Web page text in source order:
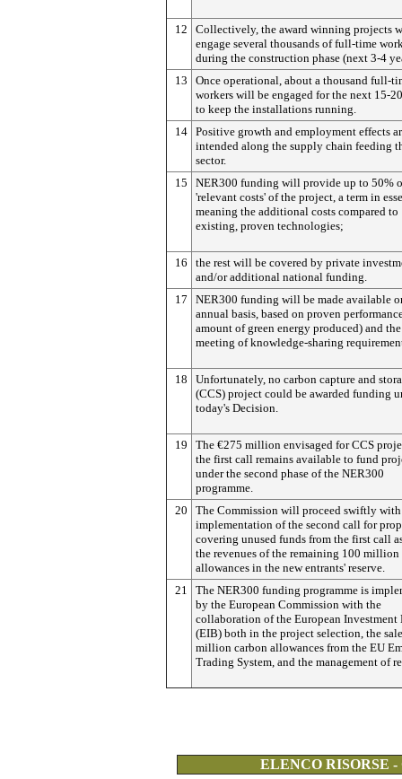
12
Collectively, the award winning projects
engage several thousands of full-time
during the construction phase (next 3-4
13
Once operational, about a thousand full-
workers will be engaged for the next 15-
to keep the installations running.
14 Positive growth and employment effects
intended along the supply chain feeding
sector.
15
NER300 funding will provide up to 50%
'relevant costs' of the project, a term in
meaning the additional costs compared to
existing, proven technologies;
16
the rest will be covered by private
and/or additional national funding.
17
NER300 funding will be made available
annual basis, based on proven
amount of green energy produced) and the
meeting of knowledge-sharing
18
Unfortunately, no carbon capture and
(CCS) project could be awarded funding
today's Decision.
19
The €275 million envisaged for CCS
the first call remains available to fund
under the second phase of the NER300
programme.
20
The Commission will proceed swiftly
implementation of the second call for
covering unused funds from the first call
the revenues of the remaining 100 million
allowances in the new entrants' reserve.
21
The NER300 funding programme is
by the European Commission with the
collaboration of the European Investment
(EIB) both in the project selection, the
million carbon allowances from the EU
Trading System, and the management of
ELENCO RISORSE